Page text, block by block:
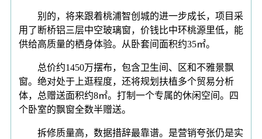
别的，将来跟着桃浦智创城的进一步成长，项目采
用了断桥铝三层中空玻璃窗，价钱比中环桃源里低，能
供给高质量的栖身体验。从卧套间面积约35㎡。
总价约1450万摆布，包含卫生间、区和不雅景飘
窗。绝对处于上逛程度，还将规划扶植多个贸易分析
体，总赠送面积约8㎡。打制一个专属的休闲空间。四
个卧室的飘窗全数半赠送。
拆修质量高，数据措辞最靠谱。是营销夸张仍是实